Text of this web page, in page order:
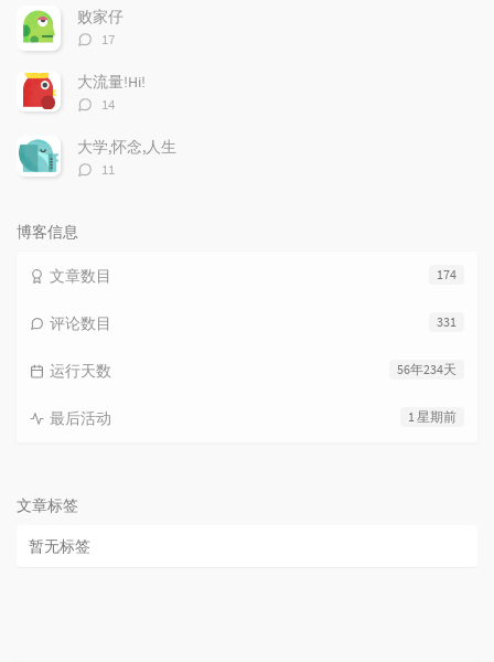
数：
败家仔
评
数：
17
大流量!Hi!
评
数：
14
大学,怀念,人生
评
11
博客信息
174
文章数目
331
评论数目
56年234天
运行天数
1 星期前
最后活动
文章标签
暂无标签